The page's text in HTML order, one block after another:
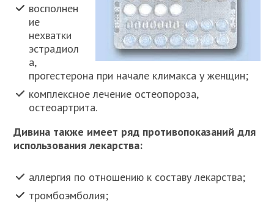
восполнен
ие
нехватки
эстрадиол
а,
прогестерона при начале климакса у женщин;
комплексное лечение остеопороза,
остеоартрита.
Дивина также имеет ряд противопоказаний для
использования лекарства:
аллергия по отношению к составу лекарства;
тромбоэмболия;